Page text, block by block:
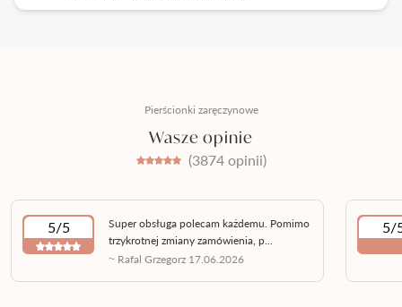
Pierścionki zaręczynowe
Wasze opinie
(3874 opinii)
5/5
Super obsługa polecam każdemu. Pomimo
trzykrotnej zmiany zamówienia, p...
~ Rafal Grzegorz 17.06.2026
5/